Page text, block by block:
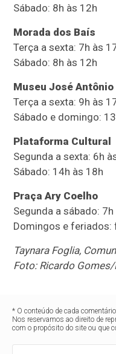
Sábado: 8h às 12h
Morada dos Baís
Terça a sexta: 7h às
Sábado: 8h às 12h
Museu José
Terça a sexta: 9h às
Sábado e domingo:
Plataforma Cultural
Segunda a sexta: 6h
Sábado: 14h às 18h
Praça Ary Coelho
Segunda a sábado:
Domingos e feriados:
Taynara Foglia,
Foto: Ricardo
* O conteúdo de cada
Nos reservamos ao direito de
com o propósito do site ou que